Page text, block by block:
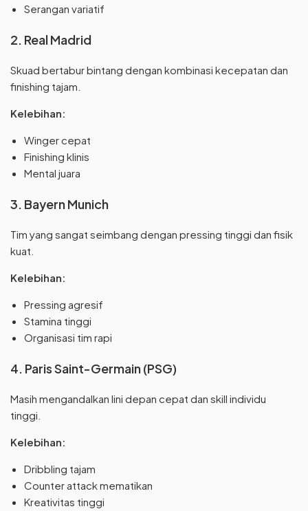
Serangan variatif
2. Real Madrid
Skuad bertabur bintang dengan kombinasi kecepatan dan
finishing tajam.
Kelebihan:
Winger cepat
Finishing klinis
Mental juara
3. Bayern Munich
Tim yang sangat seimbang dengan pressing tinggi dan fisik
kuat.
Kelebihan:
Pressing agresif
Stamina tinggi
Organisasi tim rapi
4. Paris Saint-Germain (PSG)
Masih mengandalkan lini depan cepat dan skill individu
tinggi.
Kelebihan:
Dribbling tajam
Counter attack mematikan
Kreativitas tinggi